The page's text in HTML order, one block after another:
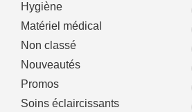
Hygiène
Matériel médical
Non classé
Nouveautés
Promos
Soins éclaircissants